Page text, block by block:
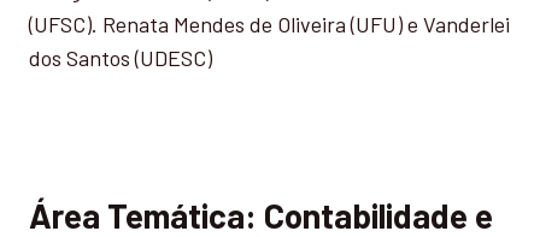
(UFSC). Renata Mendes de Oliveira (UFU) e Vanderlei
dos Santos (UDESC)
Área Temática: Contabilidade e